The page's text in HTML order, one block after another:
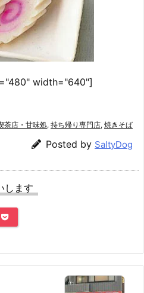
width="640"]
茶店・甘味処, 持ち帰り専門店, 焼きそば
Posted by SaltyDog
します